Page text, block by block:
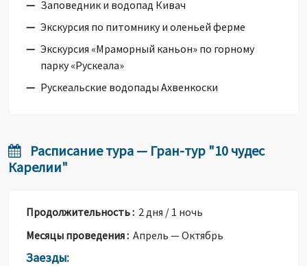
Заповедник и водопад Кивач
Экскурсия по питомнику и оленьей ферме
Экскурсия «Мраморный каньон» по горному
парку «Рускеала»
Рускеальские водопады Ахвенкоски
Расписание тура — Гран-тур "10 чудес
Карелии"
Продолжительность : 2 дня / 1 ночь
Месяцы проведения : Апрель — Октябрь
Заезды: